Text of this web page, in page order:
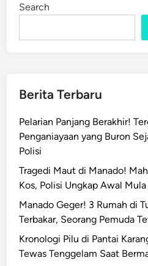
Search
Berita Terbaru
Pelarian Panjang Berakhir!
Penganiayaan yang Buron
Polisi
Tragedi Maut di Manado!
Kos, Polisi Ungkap Awal
Manado Geger! 3 Rumah di
Terbakar, Seorang Pemuda
Kronologi Pilu di Pantai
Tewas Tenggelam Saat